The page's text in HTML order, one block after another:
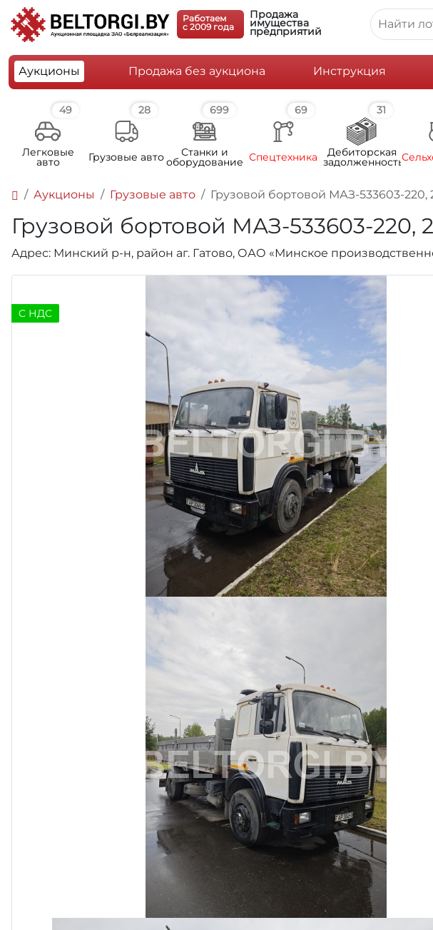
Работаем
c 2009 года
Продажа
имущества
предприятий
Аукционы Продажа без аукциона Инструкция
49
Легковые
авто
28
Грузовые авто
699
Станки и
оборудование
69
Спецтехника
31
Дебиторская
задолженность
Аукционы Грузовые авто Грузовой бортовой МАЗ-533603-220,
Грузовой бортовой МАЗ-533603-220,
Адрес: Минский р-н, район аг. Гатово, ОАО «Минское
C НДС